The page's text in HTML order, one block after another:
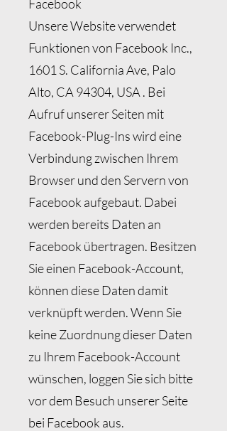
Facebook
Unsere Website verwendet
Funktionen von Facebook Inc.,
1601 S. California Ave, Palo
Alto, CA 94304, USA . Bei
Aufruf unserer Seiten mit
Facebook-Plug-Ins wird eine
Verbindung zwischen Ihrem
Browser und den Servern von
Facebook aufgebaut. Dabei
werden bereits Daten an
Facebook übertragen. Besitzen
Sie einen Facebook-Account,
können diese Daten damit
verknüpft werden. Wenn Sie
keine Zuordnung dieser Daten
zu Ihrem Facebook-Account
wünschen, loggen Sie sich bitte
vor dem Besuch unserer Seite
bei Facebook aus.